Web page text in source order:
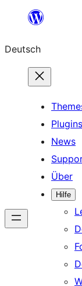
springen
Deutsch
Plugins
News
Über
Hilfe